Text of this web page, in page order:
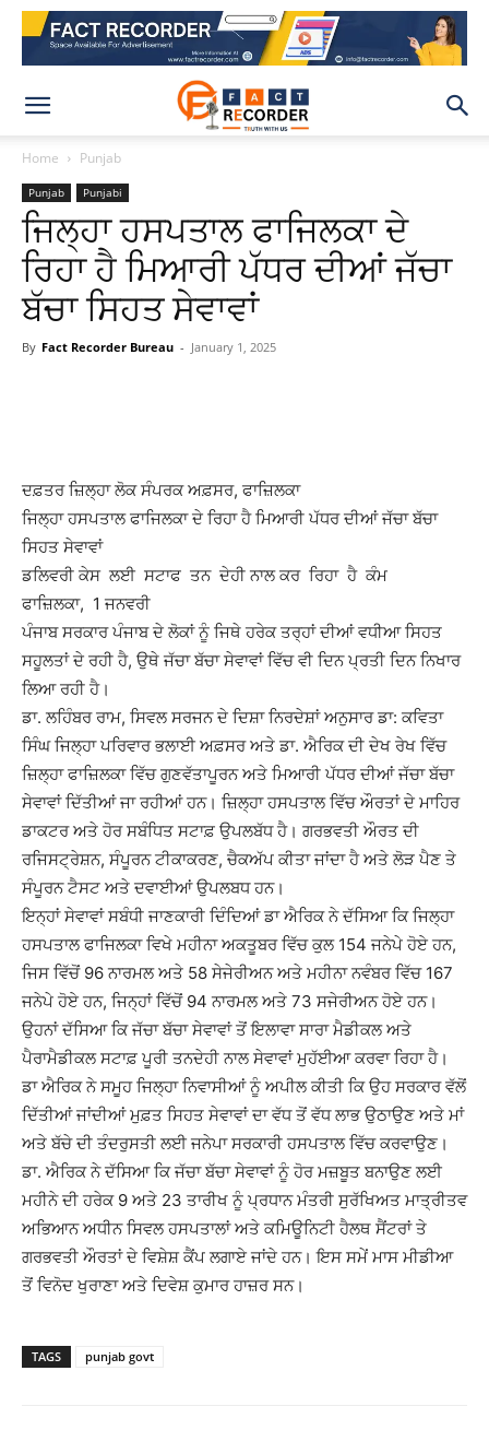
Home Punjab
Punjab Punjabi
ਜਿਲ੍ਹਾ ਹਸਪਤਾਲ ਫਾਜਿਲਕਾ ਦੇ
ਰਿਹਾ ਹੈ ਮਿਆਰੀ ਪੱਧਰ ਦੀਆਂ ਜੱਚਾ
ਬੱਚਾ ਸਿਹਤ ਸੇਵਾਵਾਂ
By Fact Recorder Bureau - January 1, 2025
ਦਫ਼ਤਰ ਜ਼ਿਲ੍ਹਾ ਲੋਕ ਸੰਪਰਕ ਅਫ਼ਸਰ, ਫਾਜ਼ਿਲਕਾ
ਜਿਲ੍ਹਾ ਹਸਪਤਾਲ ਫਾਜਿਲਕਾ ਦੇ ਰਿਹਾ ਹੈ ਮਿਆਰੀ ਪੱਧਰ ਦੀਆਂ ਜੱਚਾ ਬੱਚਾ
ਸਿਹਤ ਸੇਵਾਵਾਂ
ਡਲਿਵਰੀ ਕੇਸ ਲਈ ਸਟਾਫ ਤਨ ਦੇਹੀ ਨਾਲ ਕਰ ਰਿਹਾ ਹੈ ਕੰਮ
ਫਾਜ਼ਿਲਕਾ, 1 ਜਨਵਰੀ
ਪੰਜਾਬ ਸਰਕਾਰ ਪੰਜਾਬ ਦੇ ਲੋਕਾਂ ਨੂੰ ਜਿਥੇ ਹਰੇਕ ਤਰ੍ਹਾਂ ਦੀਆਂ ਵਧੀਆ ਸਿਹਤ
ਸਹੂਲਤਾਂ ਦੇ ਰਹੀ ਹੈ, ਉਥੇ ਜੱਚਾ ਬੱਚਾ ਸੇਵਾਵਾਂ ਵਿੱਚ ਵੀ ਦਿਨ ਪ੍ਰਤੀ ਦਿਨ ਨਿਖਾਰ
ਲਿਆ ਰਹੀ ਹੈ।
ਡਾ. ਲਹਿੰਬਰ ਰਾਮ, ਸਿਵਲ ਸਰਜਨ ਦੇ ਦਿਸ਼ਾ ਨਿਰਦੇਸ਼ਾਂ ਅਨੁਸਾਰ ਡਾ: ਕਵਿਤਾ
ਸਿੰਘ ਜਿਲ੍ਹਾ ਪਰਿਵਾਰ ਭਲਾਈ ਅਫ਼ਸਰ ਅਤੇ ਡਾ. ਐਰਿਕ ਦੀ ਦੇਖ ਰੇਖ ਵਿੱਚ
ਜ਼ਿਲ੍ਹਾ ਫਾਜ਼ਿਲਕਾ ਵਿੱਚ ਗੁਣਵੱਤਾਪੂਰਨ ਅਤੇ ਮਿਆਰੀ ਪੱਧਰ ਦੀਆਂ ਜੱਚਾ ਬੱਚਾ
ਸੇਵਾਵਾਂ ਦਿੱਤੀਆਂ ਜਾ ਰਹੀਆਂ ਹਨ। ਜ਼ਿਲ੍ਹਾ ਹਸਪਤਾਲ ਵਿੱਚ ਔਰਤਾਂ ਦੇ ਮਾਹਿਰ
ਡਾਕਟਰ ਅਤੇ ਹੋਰ ਸਬੰਧਿਤ ਸਟਾਫ਼ ਉਪਲਬੱਧ ਹੈ। ਗਰਭਵਤੀ ਔਰਤ ਦੀ
ਰਜਿਸਟ੍ਰੇਸ਼ਨ, ਸੰਪੂਰਨ ਟੀਕਾਕਰਣ, ਚੈਕਅੱਪ ਕੀਤਾ ਜਾਂਦਾ ਹੈ ਅਤੇ ਲੋੜ ਪੈਣ ਤੇ
ਸੰਪੂਰਨ ਟੈਸਟ ਅਤੇ ਦਵਾਈਆਂ ਉਪਲਬਧ ਹਨ।
ਇਨ੍ਹਾਂ ਸੇਵਾਵਾਂ ਸਬੰਧੀ ਜਾਣਕਾਰੀ ਦਿੰਦਿਆਂ ਡਾ ਐਰਿਕ ਨੇ ਦੱਸਿਆ ਕਿ ਜਿਲ੍ਹਾ
ਹਸਪਤਾਲ ਫਾਜਿਲਕਾ ਵਿਖੇ ਮਹੀਨਾ ਅਕਤੂਬਰ ਵਿੱਚ ਕੁਲ 154 ਜਨੇਪੇ ਹੋਏ ਹਨ,
ਜਿਸ ਵਿੱਚੋਂ 96 ਨਾਰਮਲ ਅਤੇ 58 ਸੇਜੇਰੀਅਨ ਅਤੇ ਮਹੀਨਾ ਨਵੰਬਰ ਵਿੱਚ 167
ਜਨੇਪੇ ਹੋਏ ਹਨ, ਜਿਨ੍ਹਾਂ ਵਿੱਚੋਂ 94 ਨਾਰਮਲ ਅਤੇ 73 ਸਜੇਰੀਅਨ ਹੋਏ ਹਨ।
ਉਹਨਾਂ ਦੱਸਿਆ ਕਿ ਜੱਚਾ ਬੱਚਾ ਸੇਵਾਵਾਂ ਤੋਂ ਇਲਾਵਾ ਸਾਰਾ ਮੈਡੀਕਲ ਅਤੇ
ਪੈਰਾਮੈਡੀਕਲ ਸਟਾਫ਼ ਪੂਰੀ ਤਨਦੇਹੀ ਨਾਲ ਸੇਵਾਵਾਂ ਮੁਹੱਈਆ ਕਰਵਾ ਰਿਹਾ ਹੈ।
ਡਾ ਐਰਿਕ ਨੇ ਸਮੂਹ ਜਿਲ੍ਹਾ ਨਿਵਾਸੀਆਂ ਨੂੰ ਅਪੀਲ ਕੀਤੀ ਕਿ ਉਹ ਸਰਕਾਰ ਵੱਲੋਂ
ਦਿੱਤੀਆਂ ਜਾਂਦੀਆਂ ਮੁਫ਼ਤ ਸਿਹਤ ਸੇਵਾਵਾਂ ਦਾ ਵੱਧ ਤੋਂ ਵੱਧ ਲਾਭ ਉਠਾਉਣ ਅਤੇ ਮਾਂ
ਅਤੇ ਬੱਚੇ ਦੀ ਤੰਦਰੁਸਤੀ ਲਈ ਜਨੇਪਾ ਸਰਕਾਰੀ ਹਸਪਤਾਲ ਵਿੱਚ ਕਰਵਾਉਣ।
ਡਾ. ਐਰਿਕ ਨੇ ਦੱਸਿਆ ਕਿ ਜੱਚਾ ਬੱਚਾ ਸੇਵਾਵਾਂ ਨੂੰ ਹੋਰ ਮਜ਼ਬੂਤ ਬਨਾਉਣ ਲਈ
ਮਹੀਨੇ ਦੀ ਹਰੇਕ 9 ਅਤੇ 23 ਤਾਰੀਖ ਨੂੰ ਪ੍ਰਧਾਨ ਮੰਤਰੀ ਸੁਰੱਖਿਅਤ ਮਾਤ੍ਰੀਤਵ
ਅਭਿਆਨ ਅਧੀਨ ਸਿਵਲ ਹਸਪਤਾਲਾਂ ਅਤੇ ਕਮਿਊਨਿਟੀ ਹੈਲਥ ਸੈਂਟਰਾਂ ਤੇ
ਗਰਭਵਤੀ ਔਰਤਾਂ ਦੇ ਵਿਸ਼ੇਸ਼ ਕੈਂਪ ਲਗਾਏ ਜਾਂਦੇ ਹਨ। ਇਸ ਸਮੇਂ ਮਾਸ ਮੀਡੀਆ
ਤੋਂ ਵਿਨੋਦ ਖੁਰਾਣਾ ਅਤੇ ਦਿਵੇਸ਼ ਕੁਮਾਰ ਹਾਜ਼ਰ ਸਨ।
TAGS punjab govt